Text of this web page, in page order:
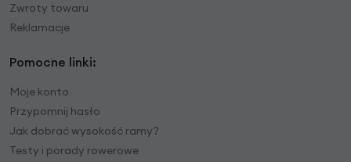
Zwroty towaru
Reklamacje
Pomocne linki:
Moje konto
Przypomnij hasło
Jak dobrać wysokość ramy?
Testy i porady rowerowe